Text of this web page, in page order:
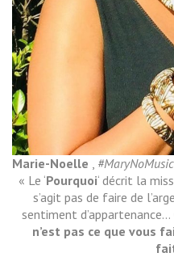
Marie-Noelle , #MaryNoMusic
« Le ‘Pourquoi‘ décrit la
s’agit pas de faire de
sentiment d’appartenance…
n’est pas ce que vous